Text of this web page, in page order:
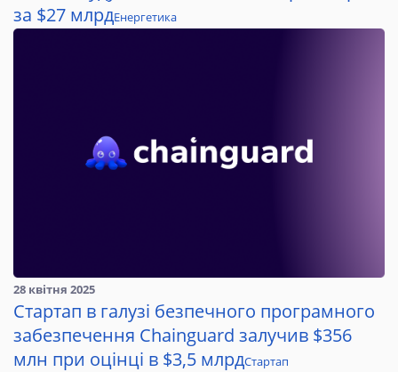
за $27 млрдЕнергетика
28 квітня 2025
Стартап в галузі безпечного програмного
забезпечення Chainguard залучив $356
млн при оцінці в $3,5 млрдСтартап